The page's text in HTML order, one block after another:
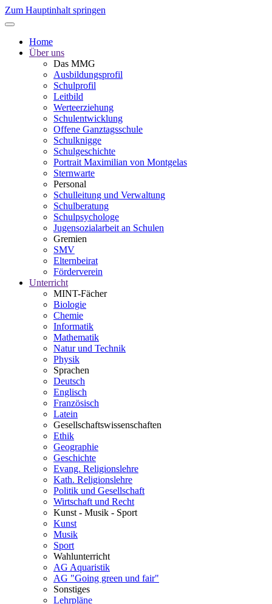
Zum Hauptinhalt springen
Home
Über uns
Das MMG
Ausbildungsprofil
Schulprofil
Leitbild
Werteerziehung
Schulentwicklung
Offene Ganztagsschule
Schulknigge
Schulgeschichte
Portrait Maximilian von Montgelas
Sternwarte
Personal
Schulleitung und Verwaltung
Schulberatung
Schulpsychologe
Jugensozialarbeit an Schulen
Gremien
SMV
Elternbeirat
Förderverein
Unterricht
MINT-Fächer
Biologie
Chemie
Informatik
Mathematik
Natur und Technik
Physik
Sprachen
Deutsch
Englisch
Französisch
Latein
Gesellschaftswissenschaften
Ethik
Geographie
Geschichte
Evang. Religionslehre
Kath. Religionslehre
Politik und Gesellschaft
Wirtschaft und Recht
Kunst - Musik - Sport
Kunst
Musik
Sport
Wahlunterricht
AG Aquaristik
AG "Going green und fair"
Sonstiges
Lehrpläne